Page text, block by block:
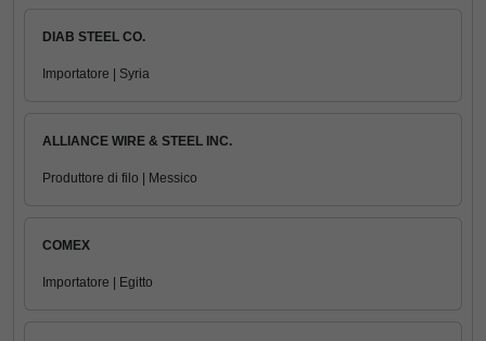
DIAB STEEL CO.
Importatore | Syria
ALLIANCE WIRE & STEEL INC.
Produttore di filo | Messico
COMEX
Importatore | Egitto